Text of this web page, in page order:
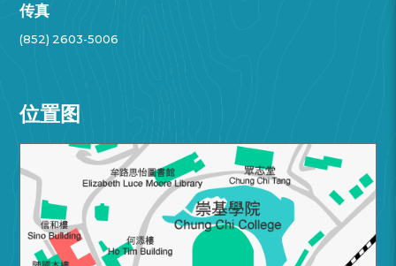
传真
(852) 2603-5006
位置图